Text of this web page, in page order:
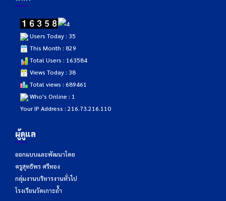
Users Today : 35
This Month : 829
Total Users : 163584
Views Today : 38
Total views : 689461
Who's Online : 1
Your IP Address : 216.73.216.110
ผู้ดูแล
ออกแบบและพัฒนาโดย
ครูสุทธิพร ศรีทอง
กลุ่มงานบริหารงานทั่วไป
โรงเรียนวัดเกาะถ้ำ